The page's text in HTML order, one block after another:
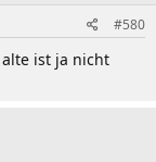
#580
ist ja nicht